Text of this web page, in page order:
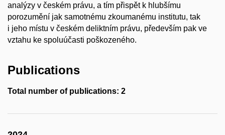
analýzy v českém právu, a tím přispět k hlubšímu
porozumění jak samotnému zkoumanému institutu, tak
i jeho místu v českém deliktním právu, především pak ve
vztahu ke spoluúčasti poškozeného.
Publications
Total number of publications: 2